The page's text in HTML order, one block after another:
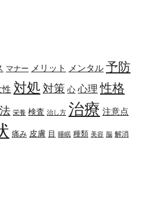
マナー メリット メンタル 予防
性 対処 対策 心 心理 性格
栄養 検査 治し方 治療 注意点
痛み 皮膚 目 睡眠 種類 美容 脳 解消